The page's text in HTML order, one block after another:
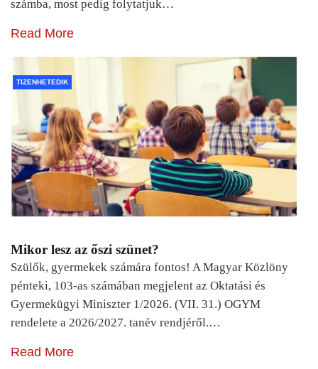
számba, most pedig folytatjuk…
Read More
TIZENHETEDIK
Mikor lesz az őszi szünet?
Szülők, gyermekek számára fontos! A Magyar Közlöny
pénteki, 103-as számában megjelent az Oktatási és
Gyermekügyi Miniszter 1/2026. (VII. 31.) OGYM
rendelete a 2026/2027. tanév rendjéről.…
Read More